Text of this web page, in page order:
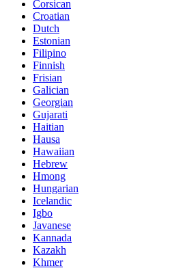
Corsican
Croatian
Dutch
Estonian
Filipino
Finnish
Frisian
Galician
Georgian
Gujarati
Haitian
Hausa
Hawaiian
Hebrew
Hmong
Hungarian
Icelandic
Igbo
Javanese
Kannada
Kazakh
Khmer